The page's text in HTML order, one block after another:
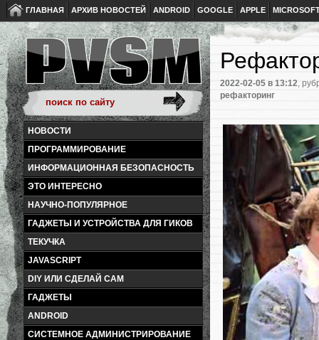
ГЛАВНАЯ АРХИВ НОВОСТЕЙ ANDROID GOOGLE APPLE
НОВОСТИ
ПРОГРАММИРОВАНИЕ
ИНФОРМАЦИОННАЯ БЕЗОПАСНОСТЬ
ЭТО ИНТЕРЕСНО
НАУЧНО-ПОПУЛЯРНОЕ
ГАДЖЕТЫ И УСТРОЙСТВА ДЛЯ ГИКОВ
ТЕКУЧКА
JAVASCRIPT
DIY ИЛИ СДЕЛАЙ САМ
ГАДЖЕТЫ
ANDROID
СИСТЕМНОЕ АДМИНИСТРИРОВАНИЕ
2022-02-05 в 13:12,
рефакторинг